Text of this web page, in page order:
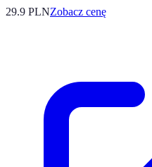
29.9 PLNZobacz cenę